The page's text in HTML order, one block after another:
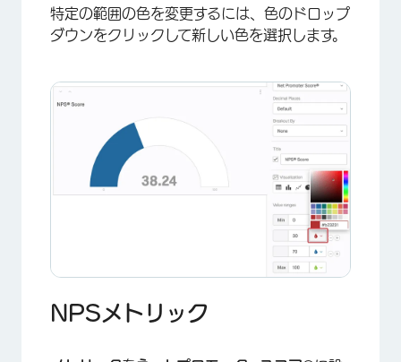
×
特定の範囲の色を変更するには、色のドロップ
ダウンをクリックして新しい色を選択します。
NPSメトリック